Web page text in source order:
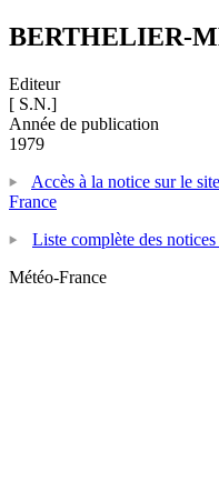
BERTHELIER-
Editeur
[ S.N.]
Année de publication
1979
Accès à la notice sur le
France
Liste complète des
Météo-France